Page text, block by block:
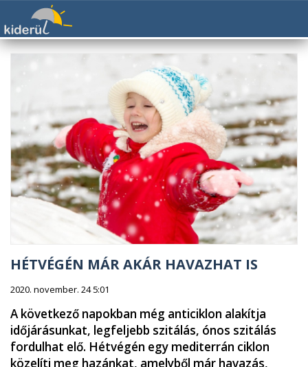
HÉTVÉGÉN MÁR AKÁR HAVAZHAT IS
2020. november. 24 5:01
A következő napokban még anticiklon alakítja
időjárásunkat, legfeljebb szitálás, ónos szitálás
fordulhat elő. Hétvégén egy mediterrán ciklon
közelíti meg hazánkat, amelyből már havazás,